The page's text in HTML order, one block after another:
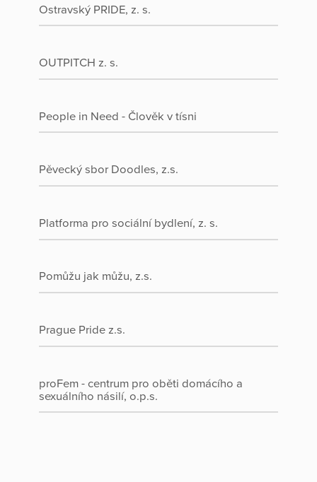
Ostravský PRIDE, z. s.
OUTPITCH z. s.
People in Need - Člověk v tísni
Pěvecký sbor Doodles, z.s.
Platforma pro sociální bydlení, z. s.
Pomůžu jak můžu, z.s.
Prague Pride z.s.
proFem - centrum pro oběti domácího a
sexuálního násilí, o.p.s.